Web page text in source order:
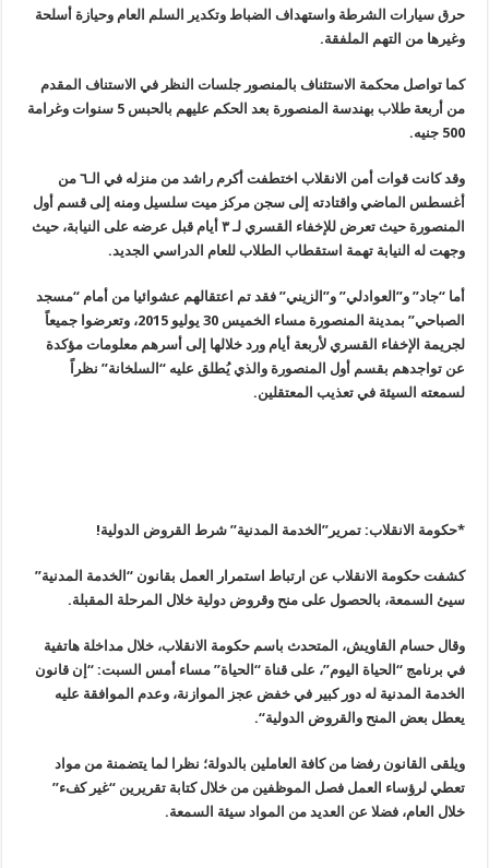
حرق سيارات الشرطة واستهداف الضباط وتكدير السلم العام وحيازة أسلحة
وغيرها من التهم الملفقة.
كما تواصل محكمة الاستئناف بالمنصور جلسات النظر في الاستناف المقدم
من أربعة طلاب بهندسة المنصورة بعد الحكم عليهم بالحبس 5 سنوات وغرامة
500 جنيه
.
وقد كانت قوات أمن الانقلاب اختطفت أكرم راشد من منزله في الـ٦ من
أغسطس الماضي واقتادته إلى سجن مركز ميت سلسيل ومنه إلى قسم أول
المنصورة حيث تعرض للإخفاء القسري لـ ٣ أيام قبل عرضه على النيابة، حيث
وجهت له النيابة تهمة استقطاب الطلاب للعام الدراسي الجديد.
أما “جاد” و”العوادلي” و”الزيني” فقد تم اعتقالهم عشوائيا من أمام“مسجد
الصباحي” بمدينة المنصورة مساء الخميس 30 يوليو 2015، وتعرضوا جميعاً
لجريمة الإخفاء القسري لأربعة أيام ورد خلالها إلى أسرهم معلومات مؤكدة
عن تواجدهم بقسم أول المنصورة والذي يُطلق عليه “السلخانة” نظراً
لسمعته السيئة في تعذيب المعتقلين.
*حكومة الانقلاب: تمرير”الخدمة المدنية” شرط القروض الدولية!
كشفت حكومة الانقلاب عن ارتباط استمرار العمل بقانون “الخدمة المدنية”
سيئ السمعة، بالحصول على منح وقروض دولية خلال المرحلة المقبلة.
وقال حسام القاويش، المتحدث باسم حكومة الانقلاب، خلال مداخلة هاتفية
في برنامج “الحياة اليوم”، على قناة “الحياة” مساء أمس السبت: “إن قانون
الخدمة المدنية له دور كبير في خفض عجز الموازنة، وعدم الموافقة عليه
يعطل بعض المنح والقروض الدولية“.
ويلقى القانون رفضا من كافة العاملين بالدولة؛ نظرا لما يتضمنة من مواد
تعطي لرؤساء العمل فصل الموظفين من خلال كتابة تقريرين “غير كفء”
خلال العام، فضلا عن العديد من المواد سيئة السمعة.